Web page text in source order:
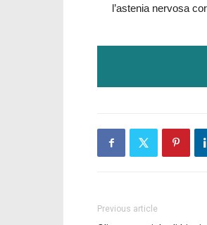
l’astenia nervosa
Previous article